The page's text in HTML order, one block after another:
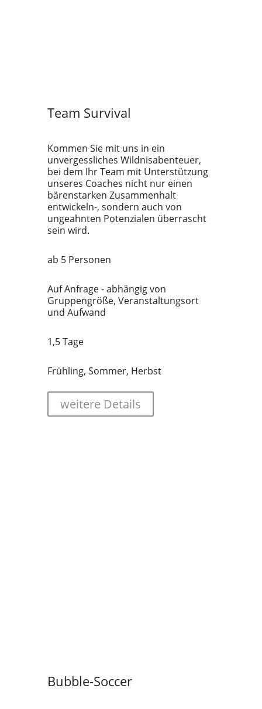
Team Survival
Kommen Sie mit uns in ein
unvergessliches Wildnisabenteuer,
bei dem Ihr Team mit Unterstützung
unseres Coaches nicht nur einen
bärenstarken Zusammenhalt
entwickeln-, sondern auch von
ungeahnten Potenzialen überrascht
sein wird.
ab 5 Personen
Auf Anfrage - abhängig von
Gruppengröße, Veranstaltungsort
und Aufwand
1,5 Tage
Frühling, Sommer, Herbst
weitere Details
Bubble-Soccer